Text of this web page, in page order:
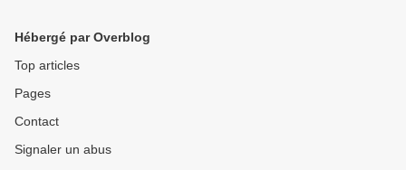
Hébergé par Overblog
Top articles
Pages
Contact
Signaler un abus